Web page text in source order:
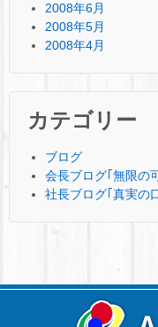
2008年6月
2008年5月
2008年4月
カテゴリー
ブログ
会長ブログ｢無限の
社長ブログ｢真実の